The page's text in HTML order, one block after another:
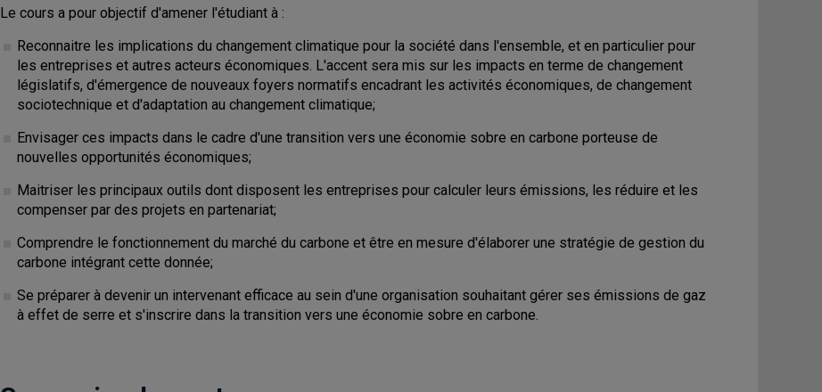
Le cours a pour objectif d'amener l'étudiant à :
Reconnaitre les implications du changement climatique pour la société dans l'ensemble, et en particulier pour
les entreprises et autres acteurs économiques. L'accent sera mis sur les impacts en terme de changement
législatifs, d'émergence de nouveaux foyers normatifs encadrant les activités économiques, de changement
sociotechnique et d'adaptation au changement climatique;
Envisager ces impacts dans le cadre d'une transition vers une économie sobre en carbone porteuse de
nouvelles opportunités économiques;
Maitriser les principaux outils dont disposent les entreprises pour calculer leurs émissions, les réduire et les
compenser par des projets en partenariat;
Comprendre le fonctionnement du marché du carbone et être en mesure d'élaborer une stratégie de gestion du
carbone intégrant cette donnée;
Se préparer à devenir un intervenant efficace au sein d'une organisation souhaitant gérer ses émissions de gaz
à effet de serre et s'inscrire dans la transition vers une économie sobre en carbone.